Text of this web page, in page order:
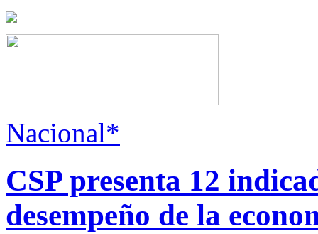
Nacional*
CSP presenta 12
desempeño de la